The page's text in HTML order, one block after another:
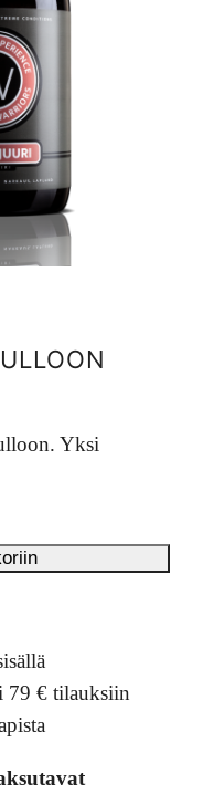
Yksi
79 € tilauksiin